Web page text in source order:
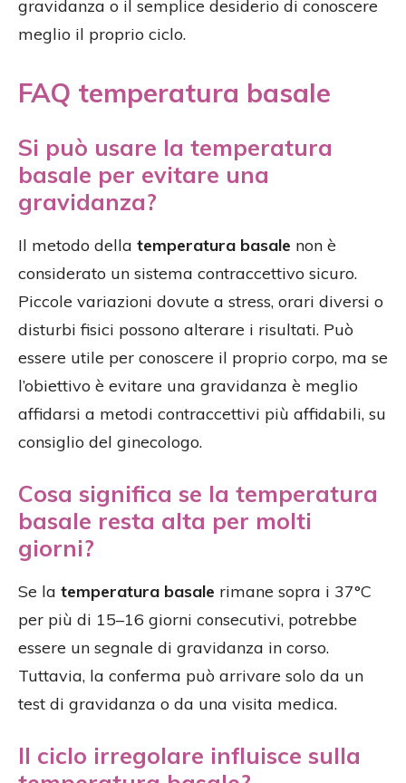
gravidanza o il semplice desiderio di conoscere
meglio il proprio ciclo.
FAQ temperatura basale
Si può usare la temperatura
basale per evitare una
gravidanza?
Il metodo della temperatura basale non è
considerato un sistema contraccettivo sicuro.
Piccole variazioni dovute a stress, orari diversi o
disturbi fisici possono alterare i risultati. Può
essere utile per conoscere il proprio corpo, ma se
l’obiettivo è evitare una gravidanza è meglio
affidarsi a metodi contraccettivi più affidabili, su
consiglio del ginecologo.
Cosa significa se la temperatura
basale resta alta per molti
giorni?
Se la temperatura basale rimane sopra i 37°C
per più di 15–16 giorni consecutivi, potrebbe
essere un segnale di gravidanza in corso.
Tuttavia, la conferma può arrivare solo da un
test di gravidanza o da una visita medica.
Il ciclo irregolare influisce sulla